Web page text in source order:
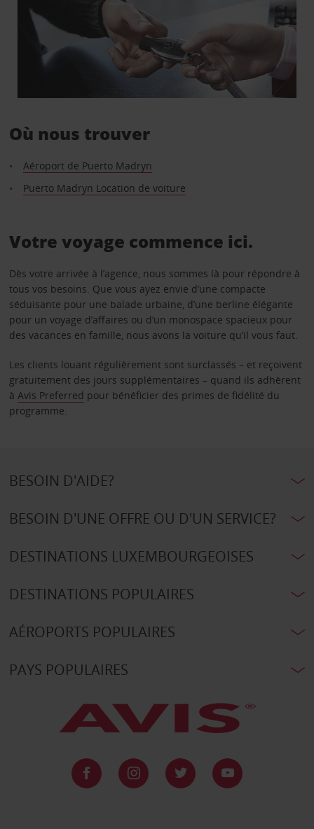
Où nous trouver
Aéroport de Puerto Madryn
Puerto Madryn Location de voiture
Votre voyage commence ici.
Dès votre arrivée à l’agence, nous sommes là pour répondre à
tous vos besoins. Que vous ayez envie d’une compacte
séduisante pour une balade urbaine, d’une berline élégante
pour un voyage d’affaires ou d’un monospace spacieux pour
des vacances en famille, nous avons la voiture qu’il vous faut.
Les clients louant régulièrement sont surclassés – et reçoivent
gratuitement des jours supplémentaires – quand ils adhèrent
à Avis Preferred pour bénéficier des primes de fidélité du
programme.
BESOIN D'AIDE?
BESOIN D'UNE OFFRE OU D'UN SERVICE?
DESTINATIONS LUXEMBOURGEOISES
DESTINATIONS POPULAIRES
AÉROPORTS POPULAIRES
PAYS POPULAIRES